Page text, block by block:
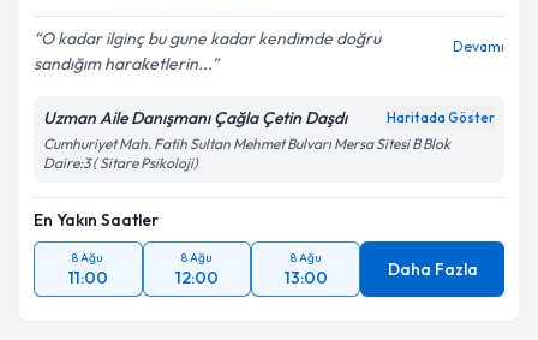
O kadar ilginç bu gune kadar kendimde doğru
sandığım haraketlerin...
Devamı
Uzman Aile Danışmanı Çağla Çetin Daşdı Haritada Göster
Cumhuriyet Mah. Fatih Sultan Mehmet Bulvarı Mersa Sitesi B Blok
Daire:3 ( Sitare Psikoloji)
En Yakın Saatler
8 Ağu
11:00
8 Ağu
12:00
8 Ağu
13:00 Daha Fazla